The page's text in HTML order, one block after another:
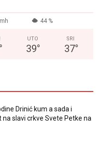
44 %
°
UTO
39°
SRI
37°
Drinić kum a sada i
na slavi crkve Svete Petke na